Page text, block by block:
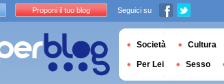
Proponi il tuo blog Seguici su
Società Cultura
Per Lei Sesso